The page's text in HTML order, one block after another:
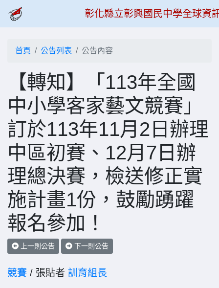
彰化縣立彰興國民中學全球資
首頁 公告列表 公告內容
【轉知】「113年全國
中小學客家藝文競賽」
訂於113年11月2日辦理
中區初賽、12月7日辦
理總決賽，檢送修正實
施計畫1份，鼓勵踴躍
報名參加！
上一則公告 下一則公告
競賽 / 張貼者 訓育組長